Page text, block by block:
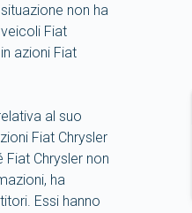
non ha
Fiat
azioni Fiat
al suo
Fiat Chrysler
Chrysler non
ha
Essi hanno